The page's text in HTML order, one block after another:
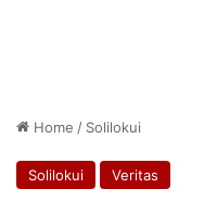
Home / Solilokui
Solilokui Veritas